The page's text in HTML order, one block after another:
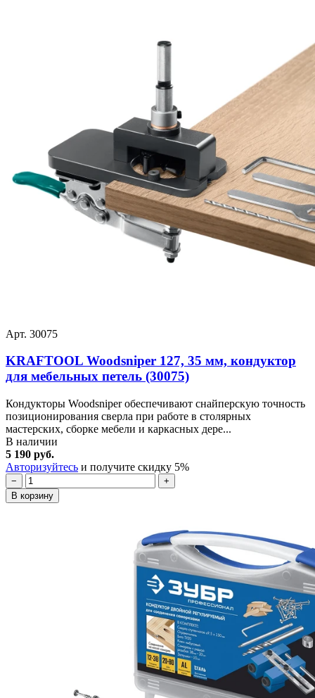
Арт. 30075
KRAFTOOL Woodsniper 127, 35 мм, кондуктор
для мебельных петель (30075)
Кондукторы Woodsniper обеспечивают снайперскую точность
позиционирования сверла при работе в столярных
мастерских, сборке мебели и каркасных дере...
В наличии
5 190 руб.
Авторизуйтесь и получите скидку 5%
−
+
В корзину